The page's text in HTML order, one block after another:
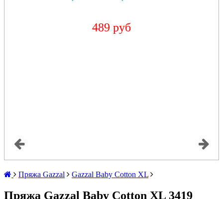
489 руб
Пряжа Gazzal Gazzal Baby Cotton XL
Пряжа Gazzal Baby Cotton XL 3419